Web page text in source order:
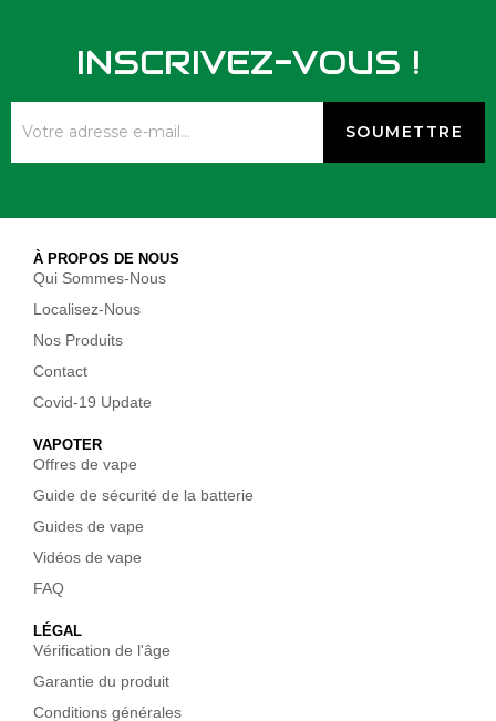
INSCRIVEZ-VOUS !
À PROPOS DE NOUS
Qui Sommes-Nous
Localisez-Nous
Nos Produits
Contact
Covid-19 Update
VAPOTER
Offres de vape
Guide de sécurité de la batterie
Guides de vape
Vidéos de vape
FAQ
LÉGAL
Vérification de l'âge
Garantie du produit
Conditions générales